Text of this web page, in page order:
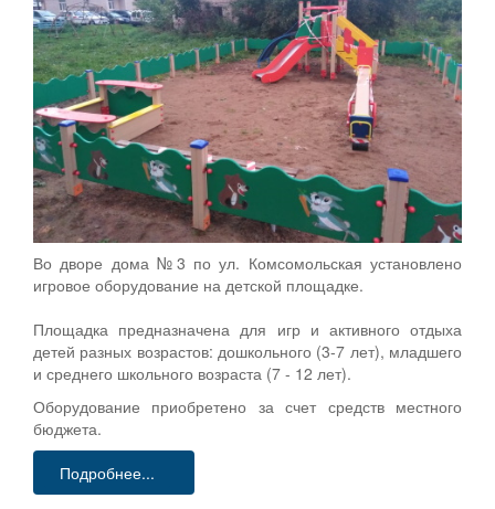
Во дворе дома №3 по ул. Комсомольская установлено
игровое оборудование на детской площадке.
Площадка предназначена для игр и активного отдыха
детей разных возрастов: дошкольного (3-7 лет), младшего
и среднего школьного возраста (7 - 12 лет).
Оборудование приобретено за счет средств местного
бюджета.
Подробнее...